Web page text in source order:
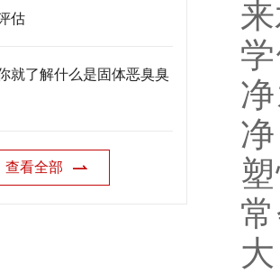
估
就了解什么是固体恶臭臭
查看全部